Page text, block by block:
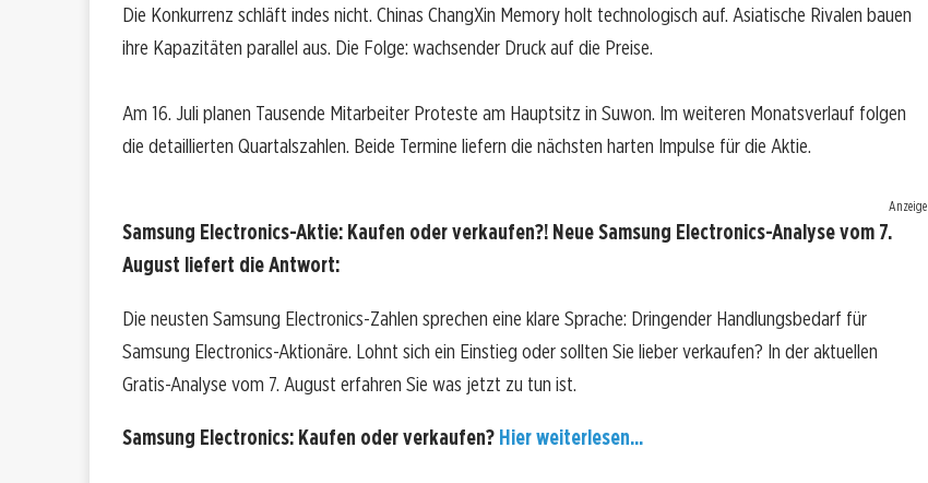
Die Konkurrenz schläft indes nicht. Chinas ChangXin Memory holt technologisch auf. Asiatische Rivalen bauen
ihre Kapazitäten parallel aus. Die Folge: wachsender Druck auf die Preise.
Am 16. Juli planen Tausende Mitarbeiter Proteste am Hauptsitz in Suwon. Im weiteren Monatsverlauf folgen
die detaillierten Quartalszahlen. Beide Termine liefern die nächsten harten Impulse für die Aktie.
Anzeige
Samsung Electronics-Aktie: Kaufen oder verkaufen?! Neue Samsung Electronics-Analyse vom 7.
August liefert die Antwort:
Die neusten Samsung Electronics-Zahlen sprechen eine klare Sprache: Dringender Handlungsbedarf für
Samsung Electronics-Aktionäre. Lohnt sich ein Einstieg oder sollten Sie lieber verkaufen? In der aktuellen
Gratis-Analyse vom 7. August erfahren Sie was jetzt zu tun ist.
Samsung Electronics: Kaufen oder verkaufen? Hier weiterlesen...